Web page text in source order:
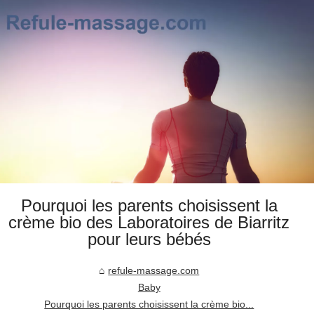
Pourquoi les parents choisissent la
crème bio des Laboratoires de Biarritz
pour leurs bébés
refule-massage.com
Baby
Pourquoi les parents choisissent la crème bio...